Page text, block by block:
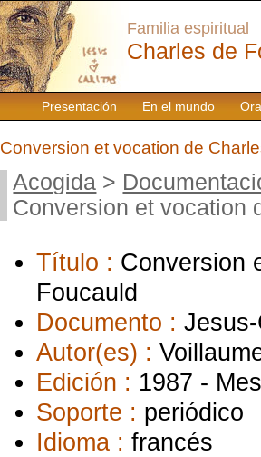
Presentación En el mundo
Familia espiritual
Charles de
Conversion et vocation de
Acogida >
Conversion et vocation
Título : Conversion
Foucauld
Documento :
Autor(es) :
Edición : 1987 -
Soporte : periódico
Idioma : francés